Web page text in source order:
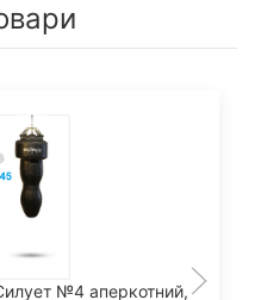
№4 аперкотний,